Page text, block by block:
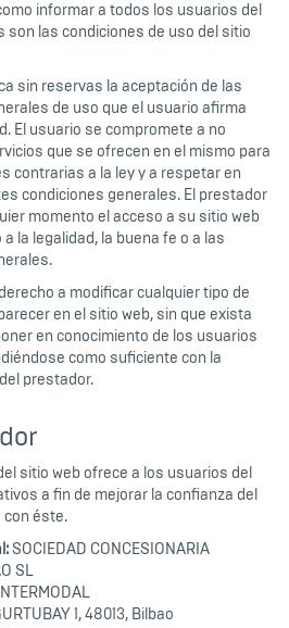
informar a todos los usuarios del
son las condiciones de uso del sitio
sin reservas la aceptación de las
de uso que el usuario afirma
El usuario se compromete a no
que se ofrecen en el mismo para
contrarias a la ley y a respetar en
condiciones generales. El prestador
momento el acceso a su sitio web
la legalidad, la buena fe o a las
a modificar cualquier tipo de
en el sitio web, sin que exista
en conocimiento de los usuarios
como suficiente con la
prestador.
sitio web ofrece a los usuarios del
a fin de mejorar la confianza del
con éste.
SOCIEDAD CONCESIONARIA
SL
INTERMODAL
1, 48013, Bilbao